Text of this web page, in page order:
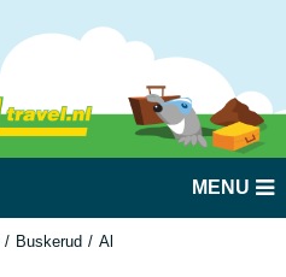
MENU
Buskerud Al